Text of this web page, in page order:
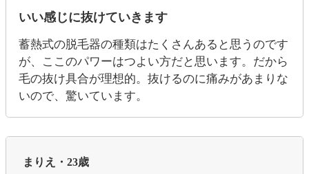
いい感じに抜けていきます
蓄熱式の脱毛器の種類はたくさんあると思うのです
が、ここのパワーはつよい方だと思います。だから
毛の抜け具合が理想的。抜けるのに痛みがあまりな
いので、驚いています。
まりえ・23歳